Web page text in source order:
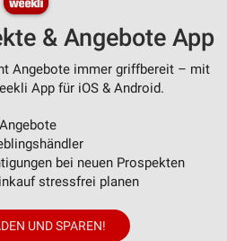
& Angebote App
Angebote immer griffbereit – mit
App für iOS & Android.
bei neuen Prospekten
stressfrei planen
UND SPAREN!